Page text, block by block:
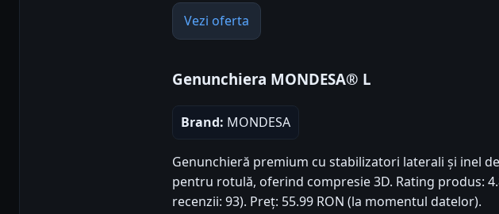
Vezi oferta
Genunchiera MONDESA® L
Brand: MONDESA
Genunchieră premium cu stabilizatori laterali și inel
pentru rotulă, oferind compresie 3D. Rating produs:
recenzii: 93). Preț: 55.99 RON (la momentul datelor).